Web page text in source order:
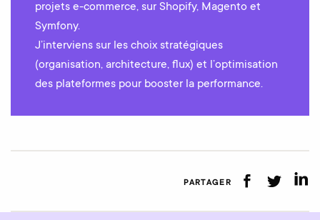
projets e-commerce, sur Shopify, Magento et
Symfony.
J’interviens sur les choix stratégiques
(organisation, architecture, flux) et l’optimisation
des plateformes pour booster la performance.
PARTAGER